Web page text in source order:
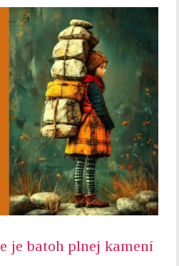
je batoh plnej kamení